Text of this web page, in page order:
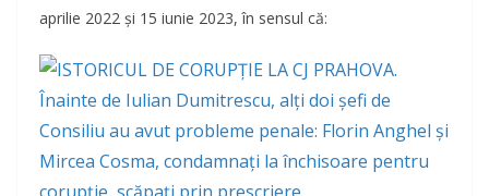
aprilie 2022 și 15 iunie 2023, în sensul că: